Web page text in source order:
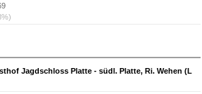
Jagdschloss Platte - südl. Platte, Ri. Wehen (L